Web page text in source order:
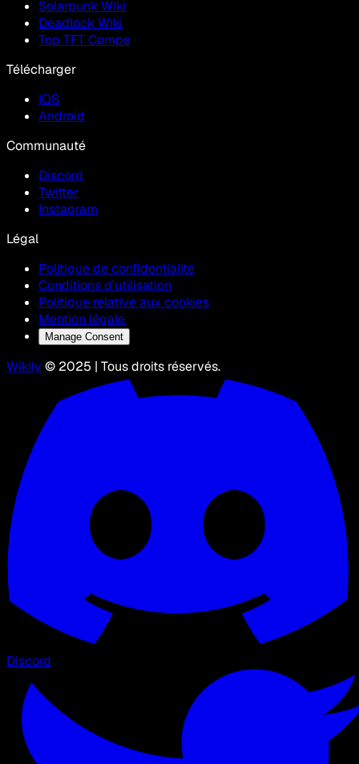
Solarpunk Wiki
Deadlock Wiki
Top TFT Comps
Télécharger
IOS
Android
Communauté
Discord
Twitter
Instagram
Légal
Politique de confidentialité
Conditions d'utilisation
Politique relative aux cookies
Mention légale
Manage Consent
Wikily © 2025 | Tous droits réservés.
Discord